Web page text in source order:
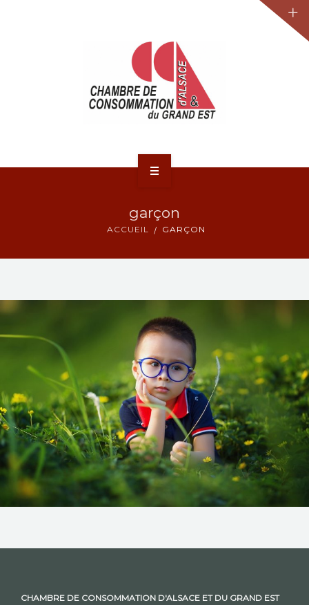
CONTACT
garçon
ACCUEIL GARÇON
CHAMBRE DE CONSOMMATION D'ALSACE ET DU GRAND EST